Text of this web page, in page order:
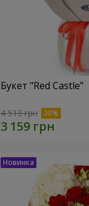
Букет "Red Castle"
4 513 грн